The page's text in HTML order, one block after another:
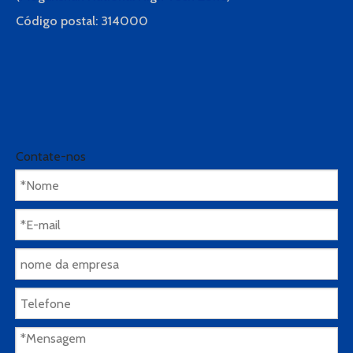
espiritualidade e percebem o interesse Zen do conforto e
da sensibilidade.Portanto, na hora de comprar um casaco,
desde que você preste mais atenção em alguns pequenos
detalhes, ele não só vai de acordo com a ideia Zen, mas
também agrega pontos ao seu temperamento de
beleza.Como todos sabemos, o yoga tem grandes efeitos
na saúde e na perda de peso, o que tem atraído cada vez
mais chineses a juntarem-se a esta categoria.
Código postal: 314000
Contate-nos